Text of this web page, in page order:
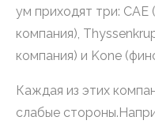
ум приходят три: CAE
компания),
компания) и Kone
Каждая из этих
слабые